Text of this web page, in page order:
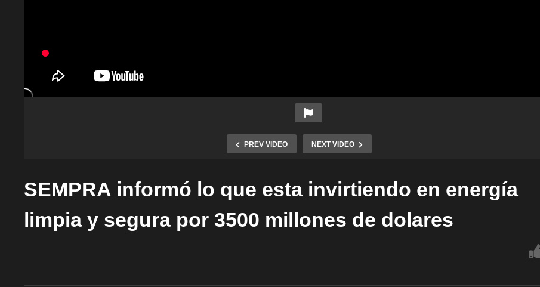
PREV VIDEO NEXT VIDEO
SEMPRA informó lo que esta invirtiendo en energía
limpia y segura por 3500 millones de dolares